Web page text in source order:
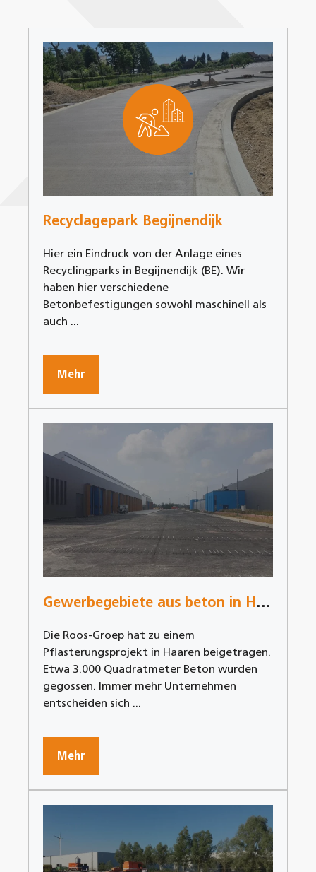
Recyclagepark Begijnendijk
Hier ein Eindruck von der Anlage eines
Recyclingparks in Begijnendijk (BE). Wir
haben hier verschiedene
Betonbefestigungen sowohl maschinell als
auch ...
Mehr
Gewerbegebiete aus beton in Haaren
Die Roos-Groep hat zu einem
Pflasterungsprojekt in Haaren beigetragen.
Etwa 3.000 Quadratmeter Beton wurden
gegossen. Immer mehr Unternehmen
entscheiden sich ...
Mehr